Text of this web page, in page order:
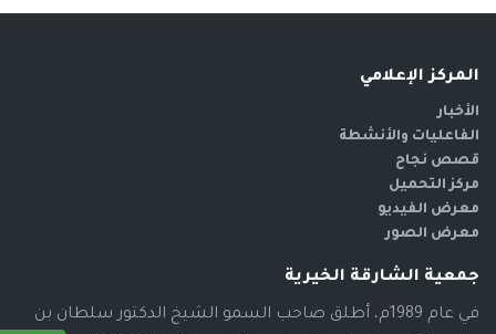
المركز الإعلامي
الأخبار
الفاعليات والأنشطة
قصص نجاح
مركز التحميل
معرض الفيديو
معرض الصور
جمعية الشارقة الخيرية
في عام 1989م، أطلق صاحب السمو الشيخ الدكتور سلطان بن